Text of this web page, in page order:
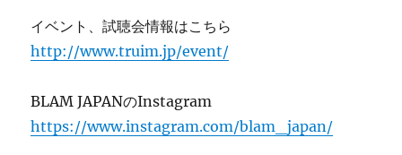
イベント、試聴会情報はこちら
http://www.truim.jp/event/
BLAM JAPANのInstagram
https://www.instagram.com/blam_japan/